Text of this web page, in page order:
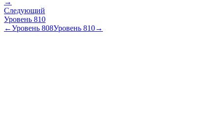
Следующий
Уровень 810
←Уровень 808Уровень 810→